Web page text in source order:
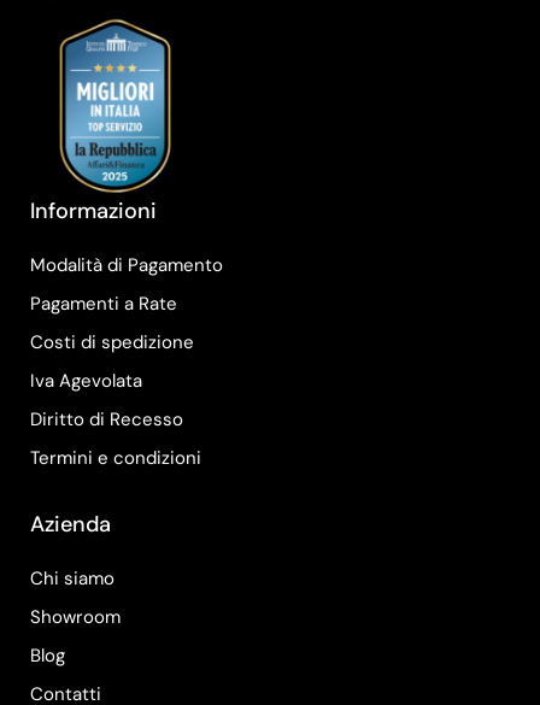
Informazioni
Modalità di Pagamento
Pagamenti a Rate
Costi di spedizione
Iva Agevolata
Diritto di Recesso
Termini e condizioni
Azienda
Chi siamo
Showroom
Blog
Contatti